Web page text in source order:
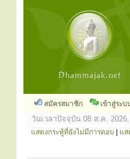
สมัครสมาชิก เข้าสู่ระบ
วันเวลาปัจจุบัน 08 ส.ค.
แสดงกระทู้ที่ยังไม่มีการตอบ แส